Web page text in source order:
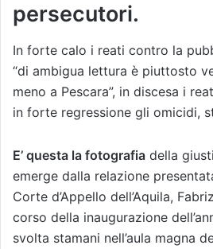
persecutori.
In forte calo i reati contro la
“di ambigua lettura è piuttosto
meno a Pescara”, in discesa i
in forte regressione gli omicidi,
E’ questa la fotografia della
emerge dalla relazione
Corte d’Appello dell’Aquila,
corso della inaugurazione
svolta stamani nell’aula magna